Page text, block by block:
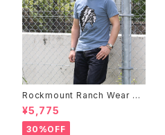
Rockmount Ranch Wear ロ
ックマウント ランチウェア Chie
f Western T-Shirt 半袖Tシャ
ツ 全2色
¥5,775
30%OFF